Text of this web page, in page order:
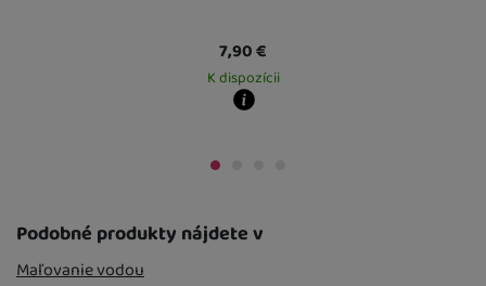
7,90€
K dispozícii
17. 8.
Podobné produkty nájdete v
Maľovanie vodou